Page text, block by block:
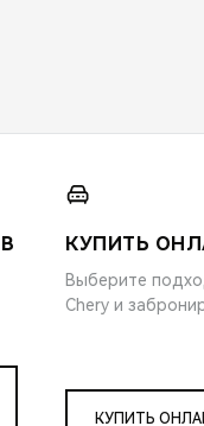
КУПИТЬ
Выберите
Chery и
КУПИТЬ